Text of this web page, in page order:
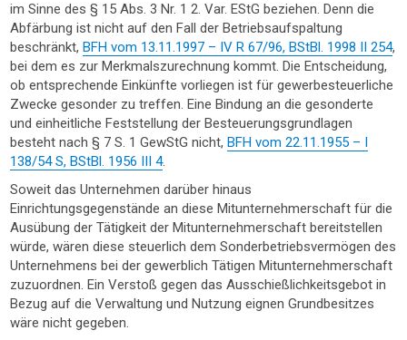
im Sinne des § 15 Abs. 3 Nr. 1 2. Var. EStG beziehen. Denn die
Abfärbung ist nicht auf den Fall der Betriebsaufspaltung
beschränkt,BFH vom 13.11.1997 – IV R 67/96, BStBl. 1998 II 254,
bei dem es zur Merkmalszurechnung kommt. Die Entscheidung,
ob entsprechende Einkünfte vorliegen ist für gewerbesteuerliche
Zwecke gesonder zu treffen. Eine Bindung an die gesonderte
und einheitliche Feststellung der Besteuerungsgrundlagen
besteht nach § 7 S. 1 GewStG nicht,BFH vom 22.11.1955 – I
138/54 S, BStBl. 1956 III 4.
Soweit das Unternehmen darüber hinaus
Einrichtungsgegenstände an diese Mitunternehmerschaft für die
Ausübung der Tätigkeit der Mitunternehmerschaft bereitstellen
würde, wären diese steuerlich dem Sonderbetriebsvermögen des
Unternehmens bei der gewerblich Tätigen Mitunternehmerschaft
zuzuordnen. Ein Verstoß gegen das Ausschießlichkeitsgebot in
Bezug auf die Verwaltung und Nutzung eignen Grundbesitzes
wäre nicht gegeben.